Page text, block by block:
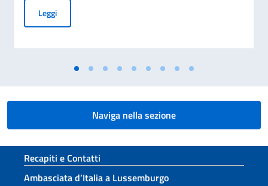
LeggiELEZIONI COMITES 2026 – MAPPATURA DELLE
Naviga nella sezione
Sezione footer
Recapiti e Contatti
Ambasciata d’Italia a Lussemburgo